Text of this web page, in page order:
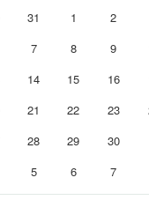
31 1 2
7 8 9
14 15 16
21 22 23
28 29 30
5 6 7